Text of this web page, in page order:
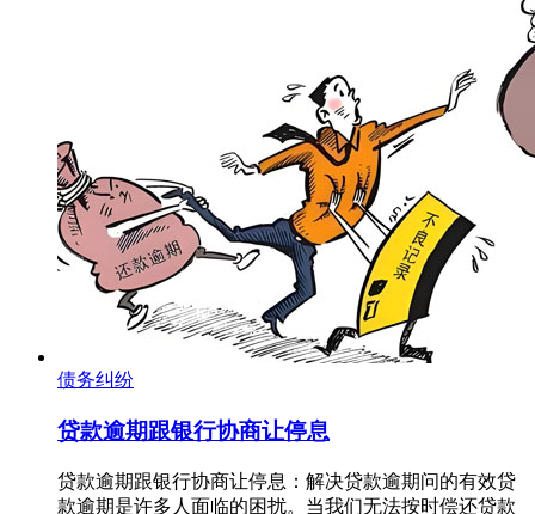
债务纠纷
贷款逾期跟银行协商让停息
贷款逾期跟银行协商让停息：解决贷款逾期问的有效贷
款逾期是许多人面临的困扰。当我们无法按时偿还贷款